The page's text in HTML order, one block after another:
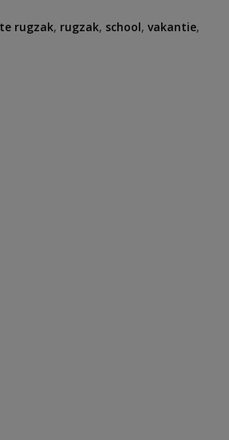
rugzak, rugzak, school,vakantie,